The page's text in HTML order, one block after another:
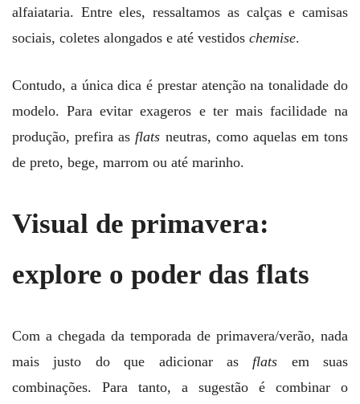
alfaiataria. Entre eles, ressaltamos as calças e camisas
sociais, coletes alongados e até vestidos chemise.
Contudo, a única dica é prestar atenção na tonalidade do
modelo. Para evitar exageros e ter mais facilidade na
produção, prefira as flats neutras, como aquelas em tons
de preto, bege, marrom ou até marinho.
Visual de primavera:
explore o poder das flats
Com a chegada da temporada de primavera/verão, nada
mais justo do que adicionar as flats em suas
combinações. Para tanto, a sugestão é combinar o